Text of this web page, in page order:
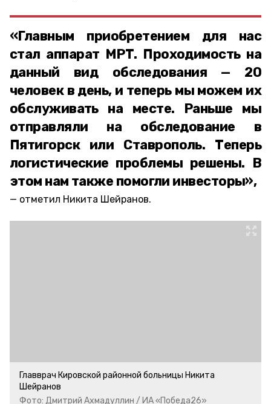
«Главным приобретением для нас
стал аппарат МРТ. Проходимость на
данный вид обследования — 20
человек в день, и теперь мы можем их
обслуживать на месте. Раньше мы
отправляли на обследование в
Пятигорск или Ставрополь. Теперь
логистические проблемы решены. В
этом нам также помогли инвесторы»,
отметил Никита Шейранов.
Главврач Кировской районной больницы Никита
Шейранов
Фото: Дмитрий Ахмадуллин / ИА «Победа26»